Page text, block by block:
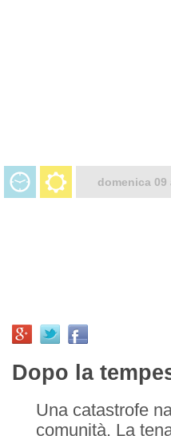
domenica 09
Dopo la
Una catastrofe
comunità. La